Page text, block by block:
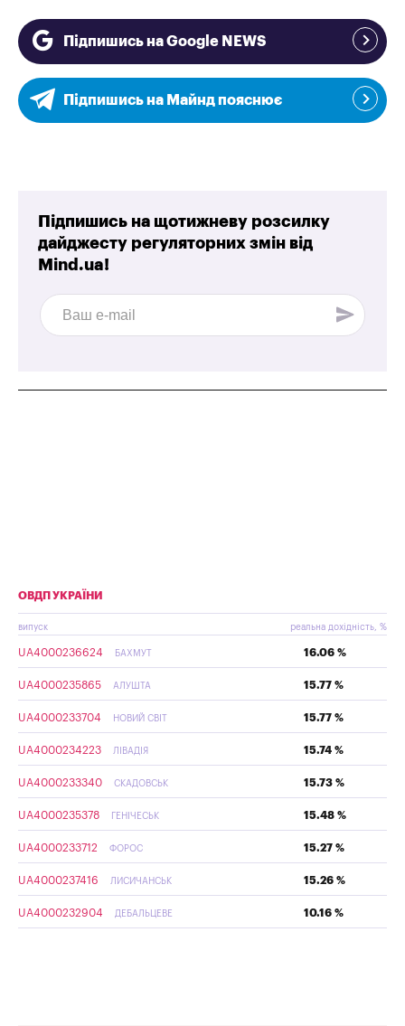
Підпишись на Google NEWS
Підпишись на Майнд пояснює
Підпишись на щотижневу розсилку
дайджесту регуляторних змін від
Mind.ua!
ОВДП УКРАЇНИ
випуск реальна дохідність, %
UA4000236624 БАХМУТ 16.06 %
UA4000235865 АЛУШТА 15.77 %
UA4000233704 НОВИЙ СВІТ 15.77 %
UA4000234223 ЛІВАДІЯ 15.74 %
UA4000233340 СКАДОВСЬК 15.73 %
UA4000235378 ГЕНІЧЕСЬК 15.48 %
UA4000233712 ФОРОС 15.27 %
UA4000237416 ЛИСИЧАНСЬК 15.26 %
UA4000232904 ДЕБАЛЬЦЕВЕ 10.16 %